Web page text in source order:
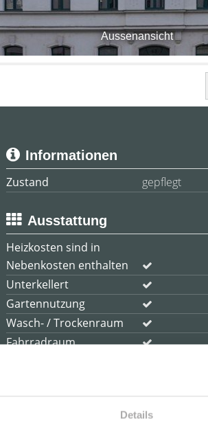
Details
Aussenansicht
Informationen
Zustand
gepflegt
Ausstattung
Heizkosten sind in
Nebenkosten enthalten
Unterkellert
Gartennutzung
Wasch- / Trockenraum
Fahrradraum
Details